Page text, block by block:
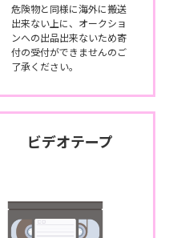
危険物と同様に海外に搬送
出来ない上に、オークショ
ンへの出品出来ないため寄
付の受付ができませんのご
了承ください。
ビデオテープ